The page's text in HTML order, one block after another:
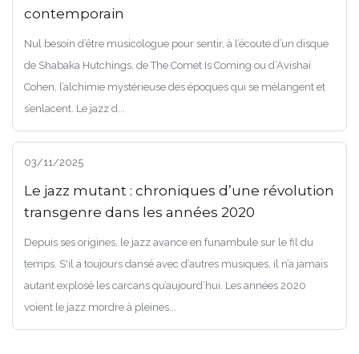
contemporain
Nul besoin d’être musicologue pour sentir, à l’écoute d’un disque
de Shabaka Hutchings, de The Comet Is Coming ou d’Avishai
Cohen, l’alchimie mystérieuse des époques qui se mélangent et
s’enlacent. Le jazz d...
03/11/2025
Le jazz mutant : chroniques d’une révolution
transgenre dans les années 2020
Depuis ses origines, le jazz avance en funambule sur le fil du
temps. S'il a toujours dansé avec d’autres musiques, il n’a jamais
autant explosé les carcans qu’aujourd’hui. Les années 2020
voient le jazz mordre à pleines...